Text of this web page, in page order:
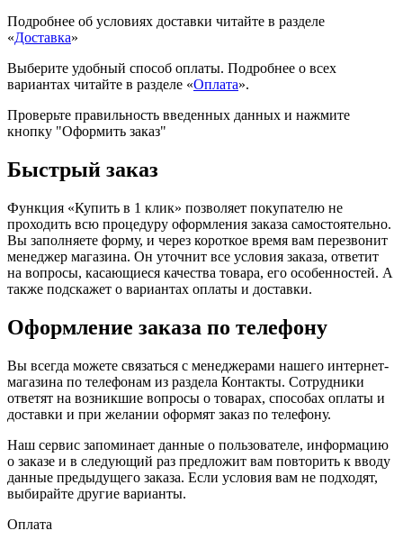
Подробнее об условиях доставки читайте в разделе
«Доставка»
Выберите удобный способ оплаты. Подробнее о всех
вариантах читайте в разделе «Оплата».
Проверьте правильность введенных данных и нажмите
кнопку "Оформить заказ"
Быстрый заказ
Функция «Купить в 1 клик» позволяет покупателю не
проходить всю процедуру оформления заказа самостоятельно.
Вы заполняете форму, и через короткое время вам перезвонит
менеджер магазина. Он уточнит все условия заказа, ответит
на вопросы, касающиеся качества товара, его особенностей. А
также подскажет о вариантах оплаты и доставки.
Оформление заказа по телефону
Вы всегда можете связаться с менеджерами нашего интернет-
магазина по телефонам из раздела Контакты. Сотрудники
ответят на возникшие вопросы о товарах, способах оплаты и
доставки и при желании оформят заказ по телефону.
Наш сервис запоминает данные о пользователе, информацию
о заказе и в следующий раз предложит вам повторить к вводу
данные предыдущего заказа. Если условия вам не подходят,
выбирайте другие варианты.
Оплата